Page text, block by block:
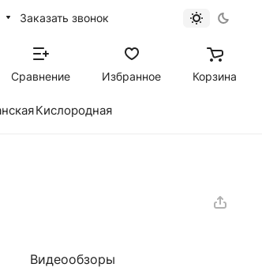
Заказать звонок
Сравнение Избранное Корзина
Кислородная
Видеообзоры